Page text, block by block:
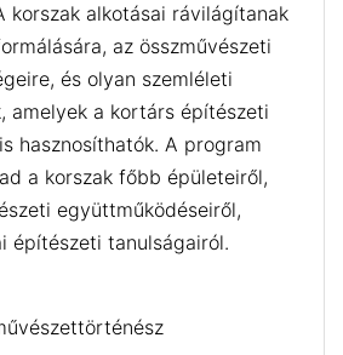
korszak alkotásai rávilágítanak
az összművészeti
és olyan szemléleti
amelyek a kortárs építészeti
hasznosíthatók. A program
a korszak főbb épületeiről,
együttműködéseiről,
építészeti tanulságairól.